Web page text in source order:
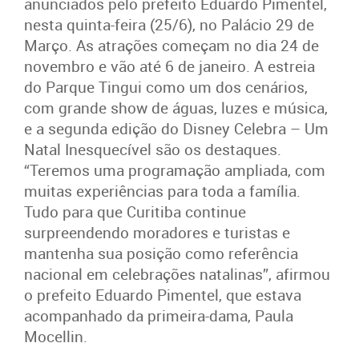
nesta quinta-feira (25/6), no Palácio 29 de
Março. As atrações começam no dia 24 de
novembro e vão até 6 de janeiro. A estreia
do Parque Tingui como um dos cenários,
com grande show de águas, luzes e música,
e a segunda edição do Disney Celebra – Um
Natal Inesquecível são os destaques.
“Teremos uma programação ampliada, com
muitas experiências para toda a família.
Tudo para que Curitiba continue
surpreendendo moradores e turistas e
mantenha sua posição como referência
nacional em celebrações natalinas”, afirmou
o prefeito Eduardo Pimentel, que estava
acompanhado da primeira-dama, Paula
Mocellin.